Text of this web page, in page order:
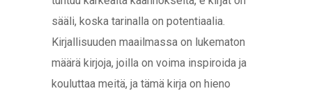
sääli, koska tarinalla on potentiaalia.
Kirjallisuuden maailmassa on lukematon
määrä kirjoja, joilla on voima inspiroida ja
kouluttaa meitä, ja tämä kirja on hieno